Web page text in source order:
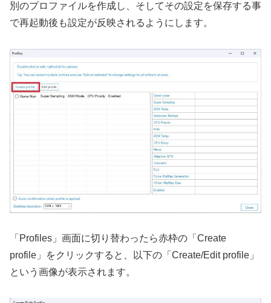
別のプロファイルを作成し、そしてその設定を保存する事
で再起動後も設定が反映されるようにします。
「Profiles」画面に切り替わったら赤枠の「Create
profile」をクリックすると、以下の「Create/Edit profile」
という画像が表示されます。